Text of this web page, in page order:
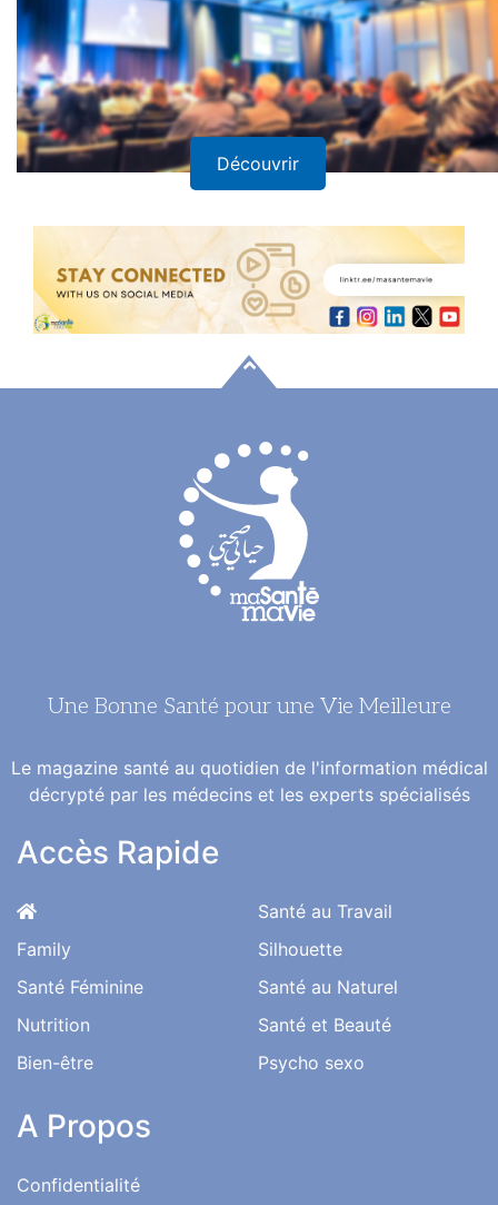
Découvrir
Une Bonne Santé pour une Vie Meilleure
Le magazine santé au quotidien de l'information médical
décrypté par les médecins et les experts spécialisés
Accès Rapide
Family
Santé Féminine
Nutrition
Bien-être
Santé au Travail
Silhouette
Santé au Naturel
Santé et Beauté
Psycho sexo
A Propos
Confidentialité